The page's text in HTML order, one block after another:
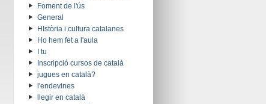
Foment de l'ús
General
HIstòria i cultura catalanes
Ho hem fet a l'aula
I tu
Inscripció cursos de català
jugues en català?
l'endevines
llegir en català